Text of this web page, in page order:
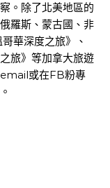
。除了北美地區的
羅斯、蒙古國、非
華深度之旅》、
旅》等加拿大旅遊
或在FB粉專